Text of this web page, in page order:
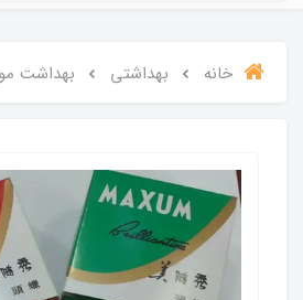
خانه بهداشتی بهداشت مو